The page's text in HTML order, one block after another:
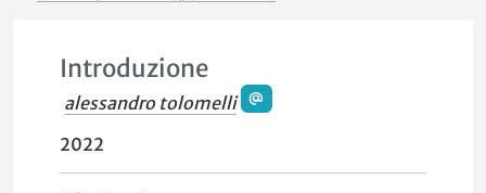
Introduzione
alessandro tolomelli
2022